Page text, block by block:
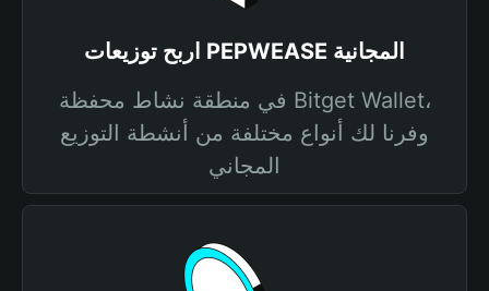
اربح توزيعات PEPWEASE المجانية
في منطقة نشاط محفظة Bitget Wallet،
وفرنا لك أنواع مختلفة من أنشطة التوزيع
المجاني